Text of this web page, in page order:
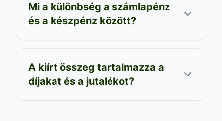
Mi a különbség a számlapénz
és a készpénz között?
A kiírt összeg tartalmazza a
díjakat és a jutalékot?